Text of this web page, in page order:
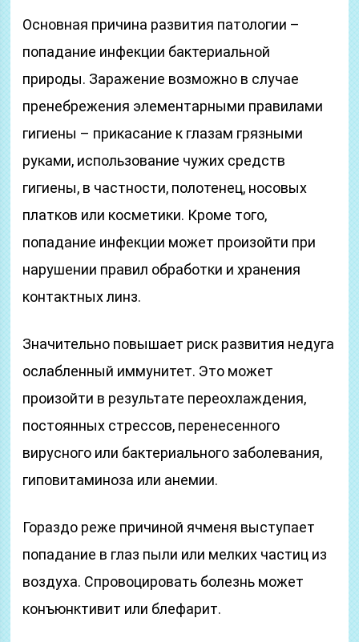
Основная причина развития патологии –
попадание инфекции бактериальной
природы. Заражение возможно в случае
пренебрежения элементарными правилами
гигиены – прикасание к глазам грязными
руками, использование чужих средств
гигиены, в частности, полотенец, носовых
платков или косметики. Кроме того,
попадание инфекции может произойти при
нарушении правил обработки и хранения
контактных линз.
Значительно повышает риск развития недуга
ослабленный иммунитет. Это может
произойти в результате переохлаждения,
постоянных стрессов, перенесенного
вирусного или бактериального заболевания,
гиповитаминоза или анемии.
Гораздо реже причиной ячменя выступает
попадание в глаз пыли или мелких частиц из
воздуха. Спровоцировать болезнь может
конъюнктивит или блефарит.